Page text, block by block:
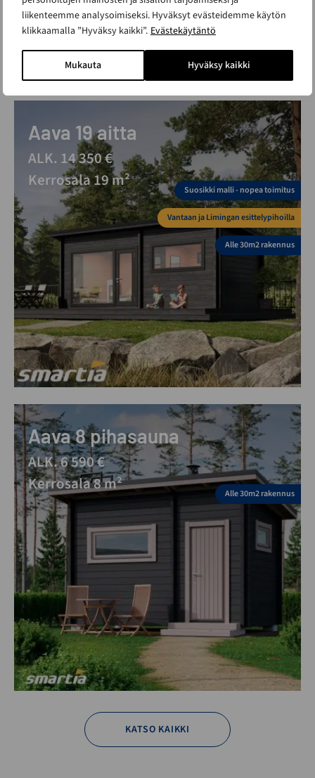
liikenteemme analysoimiseksi. Hyväksyt evästeidemme käytön
klikkaamalla ”Hyväksy kaikki”. Evästekäytäntö
Mukauta Hyväksy kaikki
Aava 19 aitta
ALK. 14 350 €
Kerrosala 19 m²
Suosikki malli - nopea toimitus
Vantaan ja Limingan esittelypihoilla
Alle 30m2 rakennus
Aava 8 pihasauna
ALK. 6 590 €
Kerrosala 8 m²
Alle 30m2 rakennus
KATSO KAIKKI